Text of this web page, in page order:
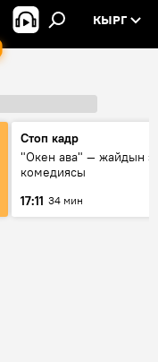
КЫРГ
Стоп кадр
"Окен ава" — жайдын
комедиясы
17:11 34 мин